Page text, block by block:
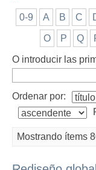
0-9 A B C
O P Q
O introducir las
Ordenar por:
Mostrando ítems